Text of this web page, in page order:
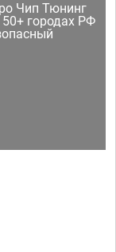
Чип Тюнинг
городах РФ